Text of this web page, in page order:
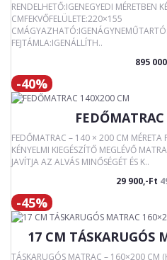
RENDELHETŐ:IGENEGYEDI MÉRETBEN
CMFEKVŐFELÜLETE:220×155
FEJTÁMLA:IGENÁLLÍTH..
895
-40%
FEDŐMATRAC – 140 × 200 CM MÉRETA
KÉNYELMI KIEGÉSZÍTŐ MEGLÉVŐ
JAVÍTJA AZ ALVÁS MINŐSÉGÉT ÉS K..
29 900,-Ft
-45%
17 CM TÁSKARUGÓS
TÁSKARUGÓS MATRAC – 160×200 CM